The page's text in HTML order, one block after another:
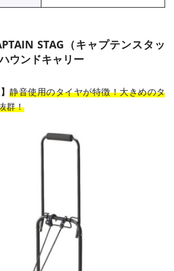
STAG（キャプテンスタッ
ウンドキャリー
静音使用のタイヤが特徴！大きめのタ
群！